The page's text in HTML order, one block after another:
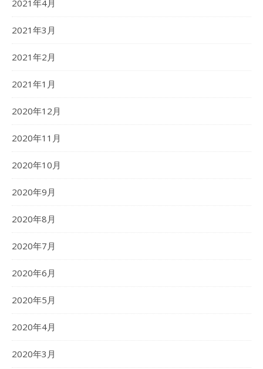
2021年4月
2021年3月
2021年2月
2021年1月
2020年12月
2020年11月
2020年10月
2020年9月
2020年8月
2020年7月
2020年6月
2020年5月
2020年4月
2020年3月